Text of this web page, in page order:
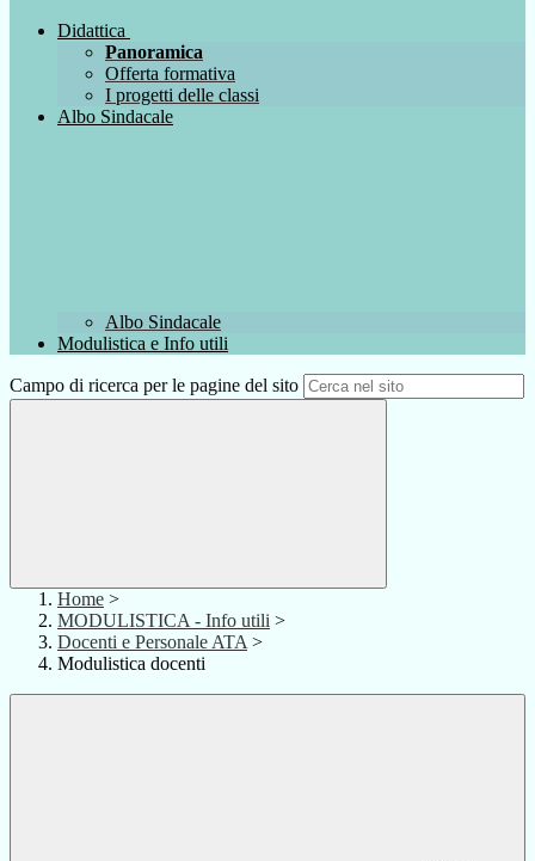
Didattica
Panoramica
Offerta formativa
I progetti delle classi
Albo Sindacale
Albo Sindacale
Modulistica e Info utili
Campo di ricerca per le pagine del sito
Home >
MODULISTICA - Info utili >
Docenti e Personale ATA >
Modulistica docenti